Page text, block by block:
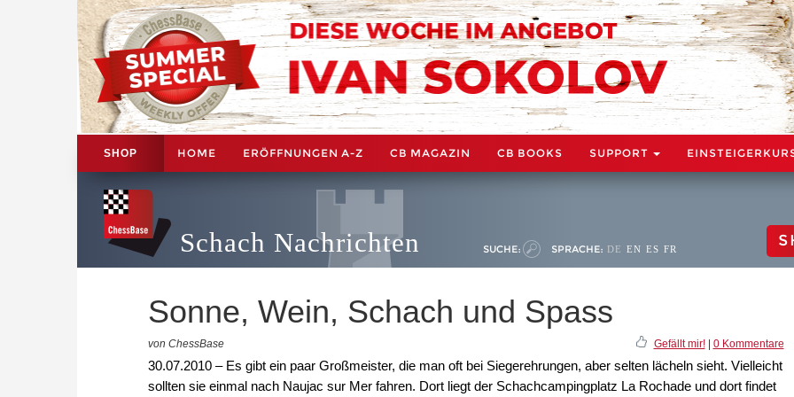
SHOP HOME ERÖFFNUNGEN A-Z CB MAGAZIN CB BOOKS SUPPORT
Schach Nachrichten SUCHE: SPRACHE: DE EN ES FR
Sonne, Wein, Schach und Spass
von ChessBase Gefällt mir!| 0 Kommentare
30.07.2010 – Es gibt ein paar Großmeister, die man oft bei Siegerehrungen, aber selten lächeln sieht. Vielleicht
sollten sie einmal nach Naujac sur Mer fahren. Dort liegt der Schachcampingplatz La Rochade und dort findet